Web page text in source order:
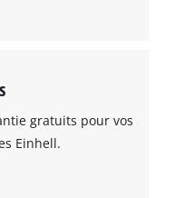
gratuits pour vos
Einhell.